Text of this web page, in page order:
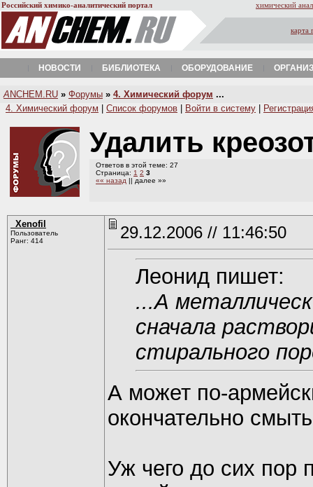
Российский химико-аналитический портал химический
карта
НОВОСТИ БИБЛИОТЕКА ОБОРУДОВАНИЕ
A NCHEM.RU » Форумы » 4. Химический форум ...
4. Химический форум
Список форумов Войти в систему
Удалить
Ответов в этой теме: 27
Страница: 1 2 3
«« назад || далее »»
_Xenofil
Пользователь
Ранг: 414
29.12.2006 // 11:46:50
Леонид пишет:
...А
сначала
стирального
А может по-
окончательно
Уж чего до сих пор